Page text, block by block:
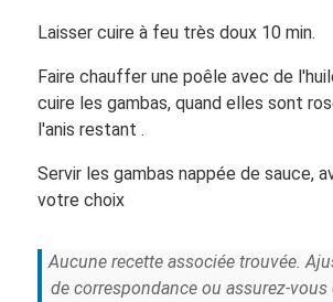
Laisser cuire à feu très doux 10 min.
Faire chauffer une poêle avec de
cuire les gambas, quand elles sont
l'anis restant .
Servir les gambas nappée de sauce,
votre choix
Aucune recette associée trouvée.
de correspondance ou assurez-